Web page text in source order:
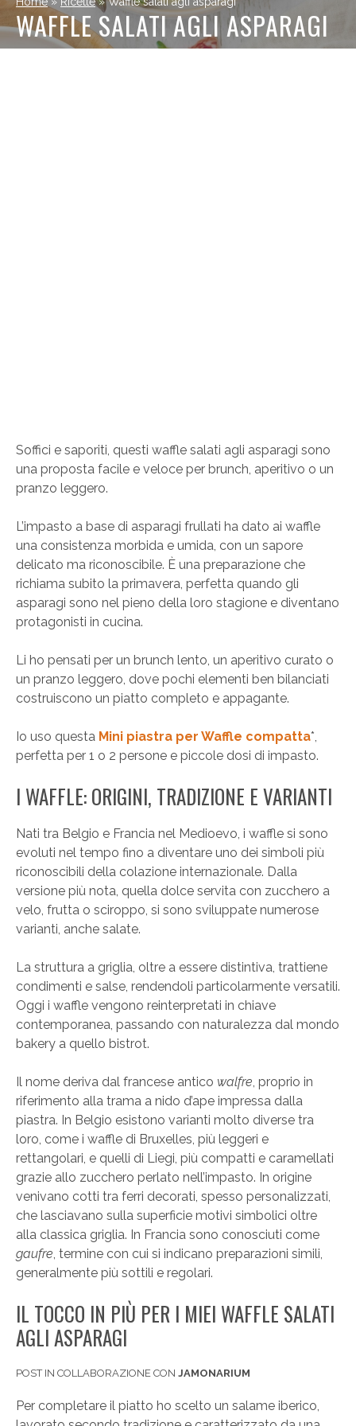
WAFFLE SALATI AGLI ASPARAGI
Soffici e saporiti, questi waffle salati agli asparagi sono
una proposta facile e veloce per brunch, aperitivo o un
pranzo leggero.
L’impasto a base di asparagi frullati ha dato ai waffle
una consistenza morbida e umida, con un sapore
delicato ma riconoscibile. È una preparazione che
richiama subito la primavera, perfetta quando gli
asparagi sono nel pieno della loro stagione e diventano
protagonisti in cucina.
Li ho pensati per un brunch lento, un aperitivo curato o
un pranzo leggero, dove pochi elementi ben bilanciati
costruiscono un piatto completo e appagante.
Io uso questa Mini piastra per Waffle compatta*,
perfetta per 1 o 2 persone e piccole dosi di impasto.
I WAFFLE: ORIGINI, TRADIZIONE E VARIANTI
Nati tra Belgio e Francia nel Medioevo, i waffle si sono
evoluti nel tempo fino a diventare uno dei simboli più
riconoscibili della colazione internazionale. Dalla
versione più nota, quella dolce servita con zucchero a
velo, frutta o sciroppo, si sono sviluppate numerose
varianti, anche salate.
La struttura a griglia, oltre a essere distintiva, trattiene
condimenti e salse, rendendoli particolarmente versatili.
Oggi i waffle vengono reinterpretati in chiave
contemporanea, passando con naturalezza dal mondo
bakery a quello bistrot.
Il nome deriva dal francese antico walfre, proprio in
riferimento alla trama a nido d’ape impressa dalla
piastra. In Belgio esistono varianti molto diverse tra
loro, come i waffle di Bruxelles, più leggeri e
rettangolari, e quelli di Liegi, più compatti e caramellati
grazie allo zucchero perlato nell’impasto. In origine
venivano cotti tra ferri decorati, spesso personalizzati,
che lasciavano sulla superficie motivi simbolici oltre
alla classica griglia. In Francia sono conosciuti come
gaufre, termine con cui si indicano preparazioni simili,
generalmente più sottili e regolari.
IL TOCCO IN PIÙ PER I MIEI WAFFLE SALATI
AGLI ASPARAGI
POST IN COLLABORAZIONE CON JAMONARIUM
Per completare il piatto ho scelto un salame iberico,